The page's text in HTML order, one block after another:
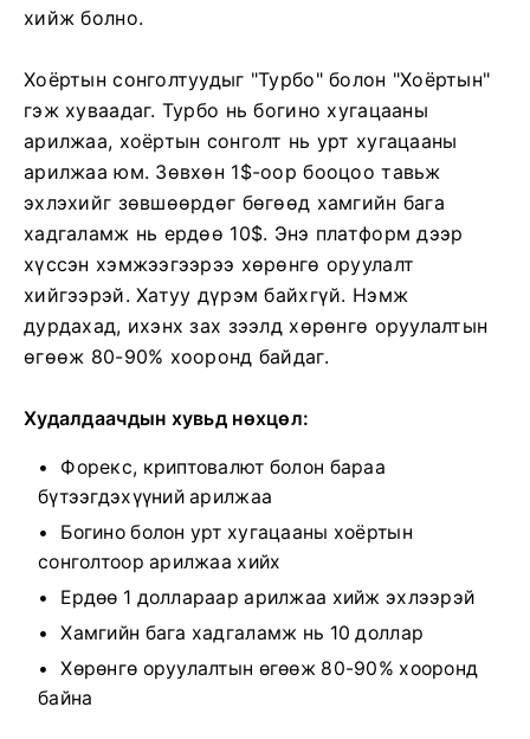
хийж болно.
Хоёртын сонголтуудыг "Турбо" болон "Хоёртын"
гэж хуваадаг. Турбо нь богино хугацааны
арилжаа, хоёртын сонголт нь урт хугацааны
арилжаа юм. Зөвхөн 1$-оор бооцоо тавьж
эхлэхийг зөвшөөрдөг бөгөөд хамгийн бага
хадгаламж нь ердөө 10$. Энэ платформ дээр
хүссэн хэмжээгээрээ хөрөнгө оруулалт
хийгээрэй. Хатуу дүрэм байхгүй. Нэмж
дурдахад, ихэнх зах зээлд хөрөнгө оруулалтын
өгөөж 80-90% хооронд байдаг.
Худалдаачдын хувьд нөхцөл:
Форекс, криптовалют болон бараа
бүтээгдэхүүний арилжаа
Богино болон урт хугацааны хоёртын
сонголтоор арилжаа хийх
Ердөө 1 доллараар арилжаа хийж эхлээрэй
Хамгийн бага хадгаламж нь 10 доллар
Хөрөнгө оруулалтын өгөөж 80-90% хооронд
байна